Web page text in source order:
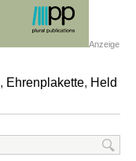
Anzeige
, Ehrenplakette, Held